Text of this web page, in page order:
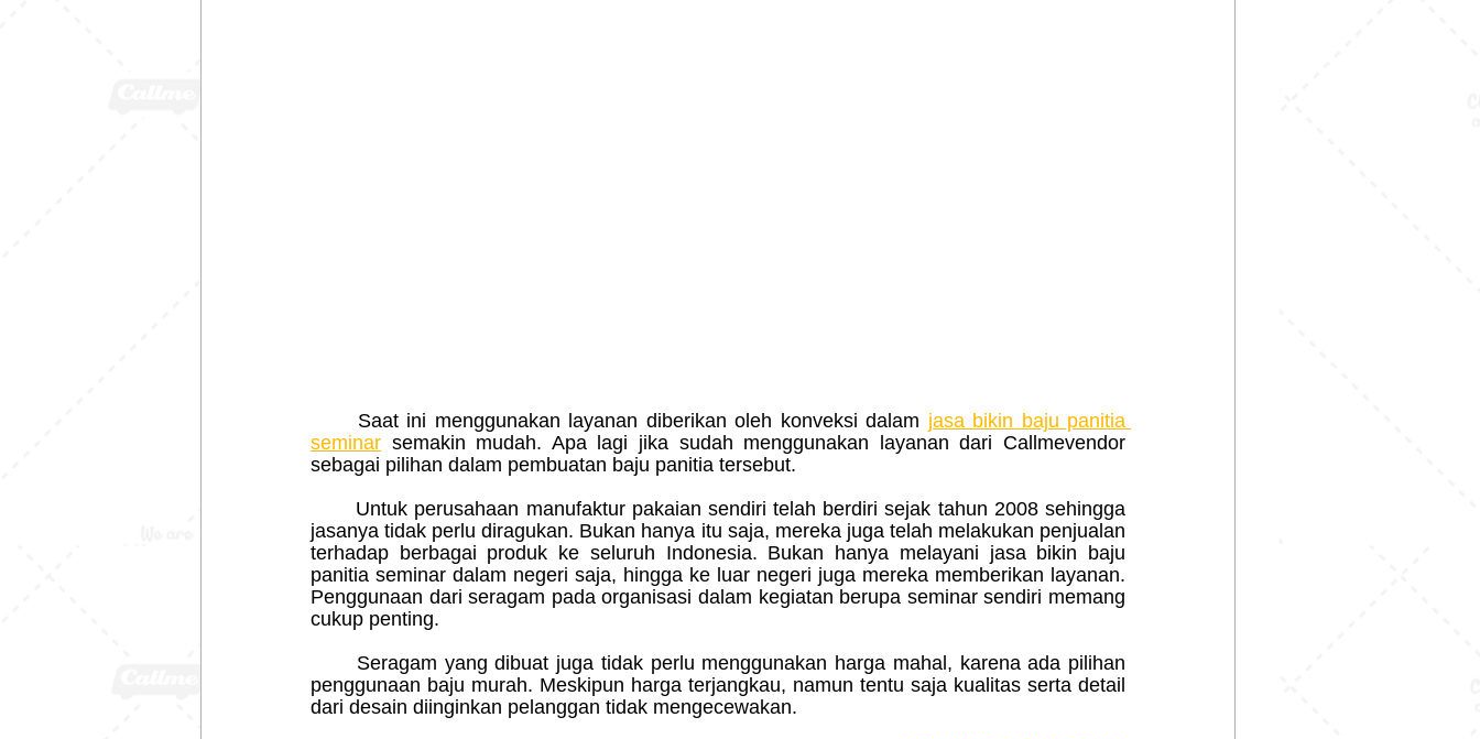
	Saat ini menggunakan layanan diberikan oleh konveksi dalam
jasa bikin baju panitia
seminar semakin mudah. Apa lagi jika sudah menggunakan layanan dari Callmevendor
sebagai pilihan dalam pembuatan baju panitia tersebut.
jasanya tidak perlu diragukan. Bukan hanya itu saja, mereka juga telah melakukan penjualan
terhadap berbagai produk ke seluruh Indonesia. Bukan hanya melayani jasa bikin baju
panitia seminar dalam negeri saja, hingga ke luar negeri juga mereka memberikan layanan.
Penggunaan dari seragam pada organisasi dalam kegiatan berupa seminar sendiri memang
cukup penting.
penggunaan baju murah. Meskipun harga terjangkau, namun tentu saja kualitas serta detail
dari desain diinginkan pelanggan tidak mengecewakan.